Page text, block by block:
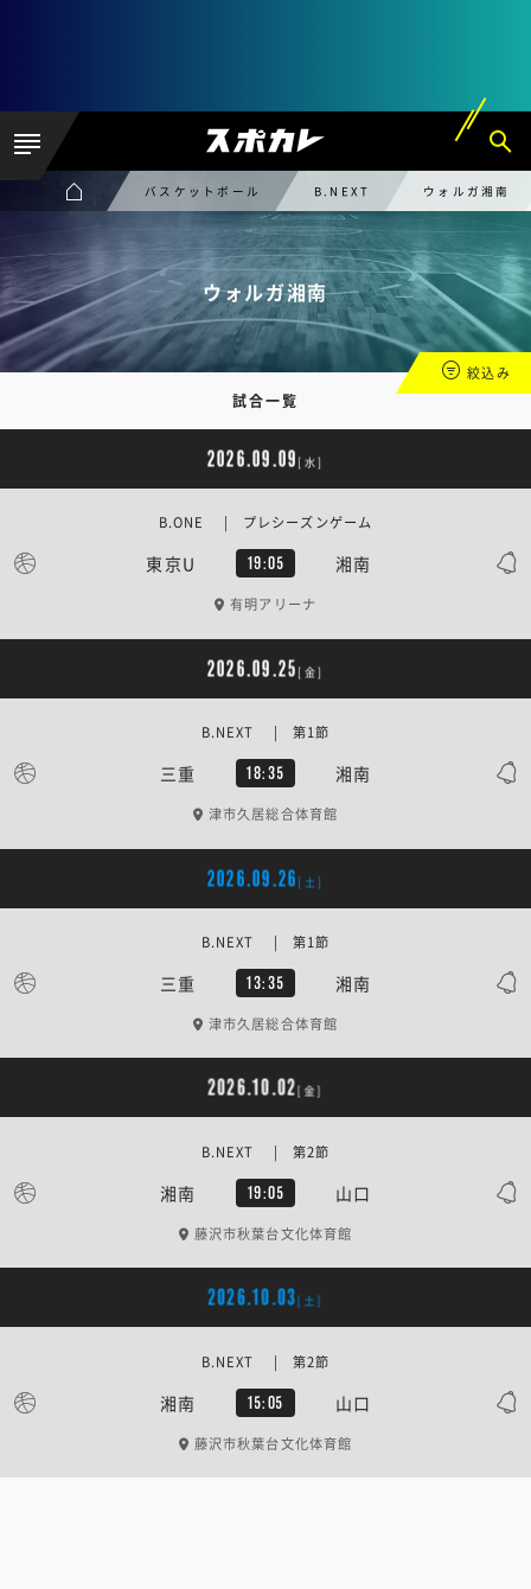
バスケットボール B.NEXT ウォルガ湘南
ウォルガ湘南
試合一覧
絞込み
2026.09.09 [水]
東京U 19:05 湘南
B.ONE | プレシーズンゲーム
有明アリーナ
2026.09.25 [金]
三重 18:35 湘南
B.NEXT | 第1節
津市久居総合体育館
2026.09.26 [土]
三重 13:35 湘南
B.NEXT | 第1節
津市久居総合体育館
2026.10.02[金]
湘南 19:05 山口
B.NEXT | 第2節
藤沢市秋葉台文化体育館
2026.10.03[土]
湘南 15:05 山口
B.NEXT | 第2節
藤沢市秋葉台文化体育館